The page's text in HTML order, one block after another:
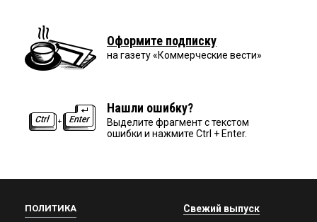
Оформите подписку
на газету «Коммерческие вести»
Нашли ошибку?
Выделите фрагмент с текстом
ошибки и нажмите Ctrl + Enter.
ПОЛИТИКА Свежий выпуск